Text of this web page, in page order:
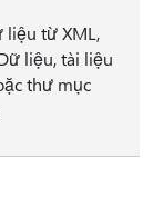
liệu từ XML,
liệu, tài liệu
thư mục